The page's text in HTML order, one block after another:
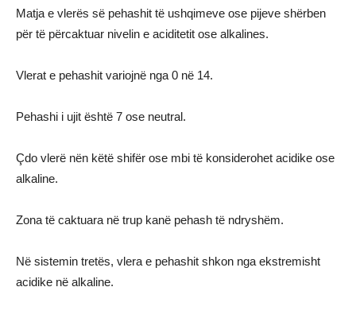
Matja e vlerës së pehashit të ushqimeve ose pijeve shërben
për të përcaktuar nivelin e aciditetit ose alkalines.
Vlerat e pehashit variojnë nga 0 në 14.
Pehashi i ujit është 7 ose neutral.
Çdo vlerë nën këtë shifër ose mbi të konsiderohet acidike ose
alkaline.
Zona të caktuara në trup kanë pehash të ndryshëm.
Në sistemin tretës, vlera e pehashit shkon nga ekstremisht
acidike në alkaline.